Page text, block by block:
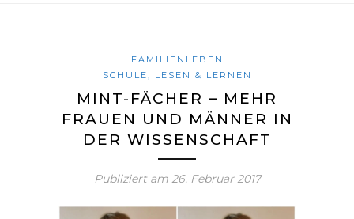
FAMILIENLEBEN
SCHULE, LESEN & LERNEN
MINT-FÄCHER – MEHR
FRAUEN UND MÄNNER IN
DER WISSENSCHAFT
Publiziert am 26. Februar 2017